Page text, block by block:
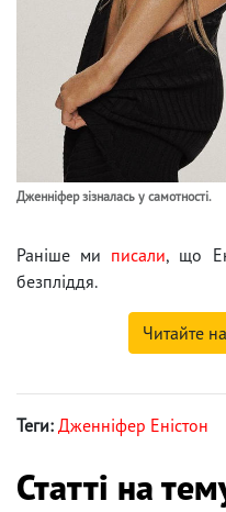
Дженніфер зізналась у самотності.
Раніше ми писали, що
безпліддя.
Читайте
Теги: Дженніфер Еністон
Статті на